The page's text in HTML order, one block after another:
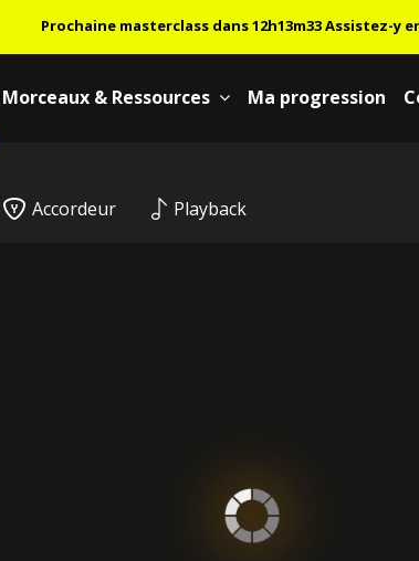
Prochaine masterclass dans 12h13m33Assistez-y
Morceaux & Ressources Ma progression
Accordeur Playback